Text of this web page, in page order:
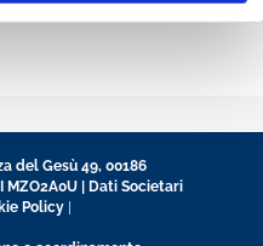
del Gesù 49, 00186
MZO2A0U | Dati Societari
Policy |